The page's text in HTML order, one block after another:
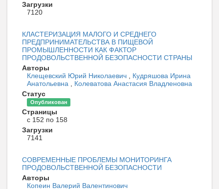
Загрузки
7120
КЛАСТЕРИЗАЦИЯ МАЛОГО И СРЕДНЕГО
ПРЕДПРИНИМАТЕЛЬСТВА В ПИЩЕВОЙ
ПРОМЫШЛЕННОСТИ КАК ФАКТОР
ПРОДОВОЛЬСТВЕННОЙ БЕЗОПАСНОСТИ СТРАНЫ
Авторы
Клещевский Юрий Николаевич
Кудряшова Ирина
Анатольевна
Колеватова Анастасия Владленовна
Статус
Опубликован
Страницы
с 152 по 158
Загрузки
7141
СОВРЕМЕННЫЕ ПРОБЛЕМЫ МОНИТОРИНГА
ПРОДОВОЛЬСТВЕННОЙ БЕЗОПАСНОСТИ
Авторы
Копеин Валерий Валентинович